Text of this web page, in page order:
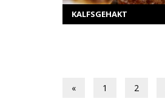
KALFSGEHAKT
« 1 2